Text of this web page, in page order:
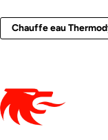
Chauffe eau